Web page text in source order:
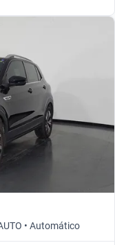
• Automático